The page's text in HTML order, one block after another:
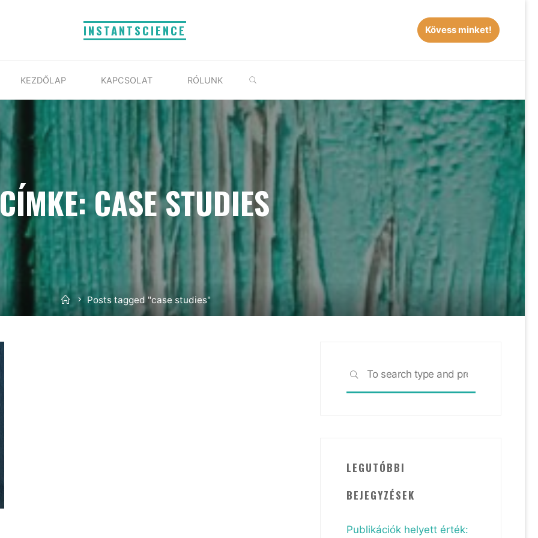
INSTANTSCIENCE Kövess minket!
KEZDŐLAP KAPCSOLAT RÓLUNK
CÍMKE: CASE STUDIES
HomePosts tagged "case studies"
SEARCH
LEGUTÓBBI
BEJEGYZÉSEK
Publikációk helyett érték: